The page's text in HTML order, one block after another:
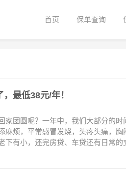
首页 保单查询
最低38元/年！
家团圆呢？一年中，我们大部分的
麻烦，平常感冒发烧，头疼头痛，
下有小，还完房贷、车贷还有日常